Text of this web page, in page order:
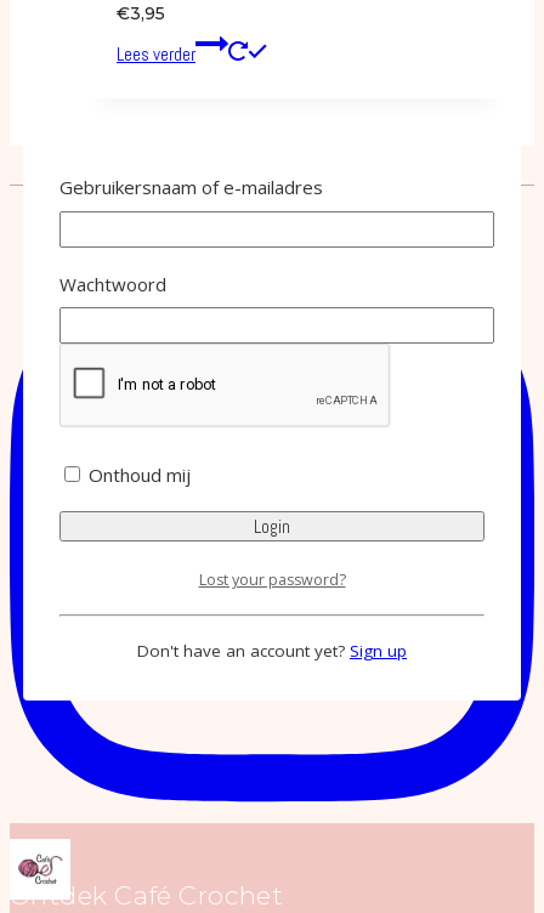
€3,95
Lees verder
Ontdek Café Crochet
Gebruikersnaam of e-mailadres
Wachtwoord
Onthoud mij
Lost your password?
Don't have an account yet? Sign up